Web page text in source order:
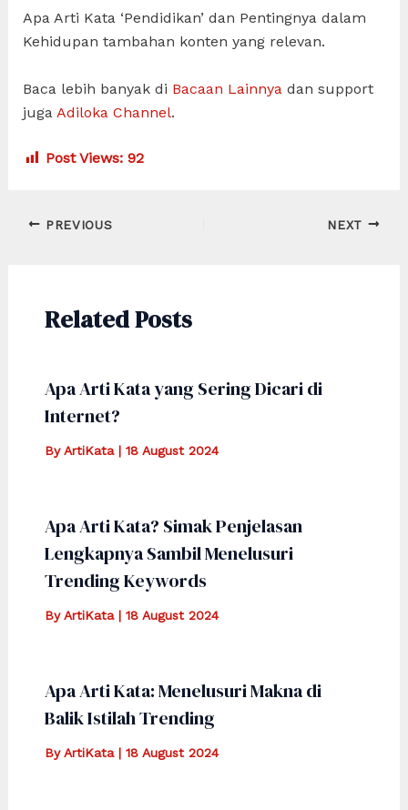
Apa Arti Kata ‘Pendidikan’ dan Pentingnya dalam
Kehidupan tambahan konten yang relevan.
Baca lebih banyak di Bacaan Lainnya dan support
juga Adiloka Channel.
Post Views: 92
Post
PREVIOUS NEXT
Related Posts
Apa Arti Kata yang Sering Dicari di
Internet?
ByArtiKata | 18 August 2024
Apa Arti Kata? Simak Penjelasan
Lengkapnya Sambil Menelusuri
Trending Keywords
ByArtiKata | 18 August 2024
Apa Arti Kata: Menelusuri Makna di
Balik Istilah Trending
ByArtiKata | 18 August 2024